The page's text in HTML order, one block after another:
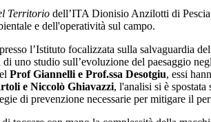
Territorio dell’ITA Dionisio Anzilotti di Pescia
e dell'operatività sul campo.
l’Istituto focalizzata sulla salvaguardia
uno studio sull’evoluzione del paesaggio
Prof Giannelli e Prof.ssa Desotgiu, essi
e Niccolò Ghiavazzi, l'analisi si è
di prevenzione necessarie per mitigare il